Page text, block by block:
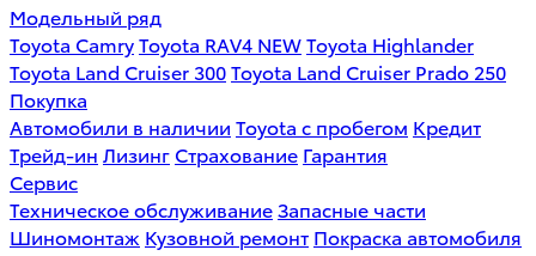
Модельный ряд
Toyota CamryToyota RAV4 NEWToyota Highlander
Toyota Land Cruiser 300Toyota Land Cruiser Prado 250
Покупка
Автомобили в наличии Toyota с пробегом Кредит
Трейд-ин Лизинг Страхование Гарантия
Сервис
Техническое обслуживаниеЗапасные части
Шиномонтаж Кузовной ремонт Покраска автомобиля